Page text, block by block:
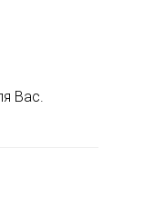
Вас.